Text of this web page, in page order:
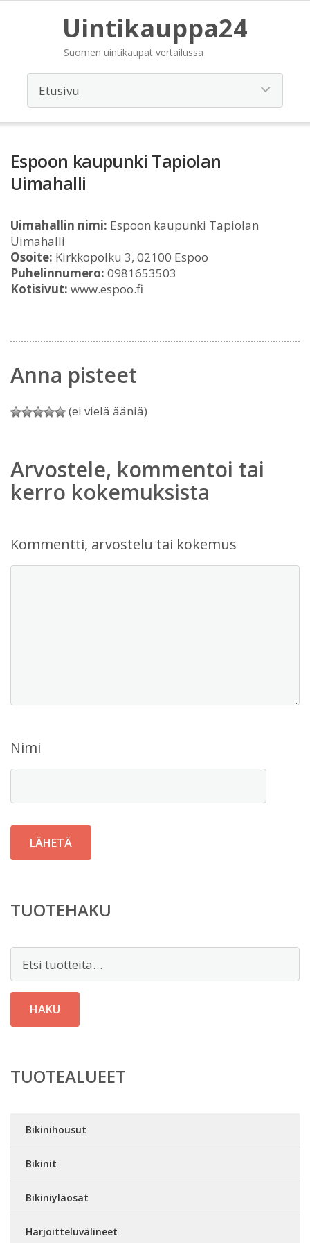
Uintikauppa24
Suomen uintikaupat vertailussa
Espoon kaupunki Tapiolan
Uimahalli
Uimahallin nimi: Espoon kaupunki Tapiolan
Uimahalli
Osoite: Kirkkopolku 3, 02100 Espoo
Puhelinnumero: 0981653503
Kotisivut: www.espoo.fi
Anna pisteet
(ei vielä ääniä)
Arvostele, kommentoi tai
kerro kokemuksista
Kommentti, arvostelu tai kokemus
Nimi
TUOTEHAKU
HAKU
TUOTEALUEET
Bikinihousut
Bikinit
Bikiniyläosat
Harjoitteluvälineet